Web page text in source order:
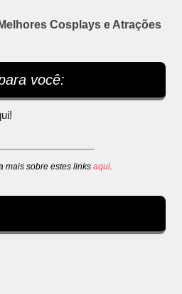
Cosplays e Atrações
você:
mais sobre estes links aqui.